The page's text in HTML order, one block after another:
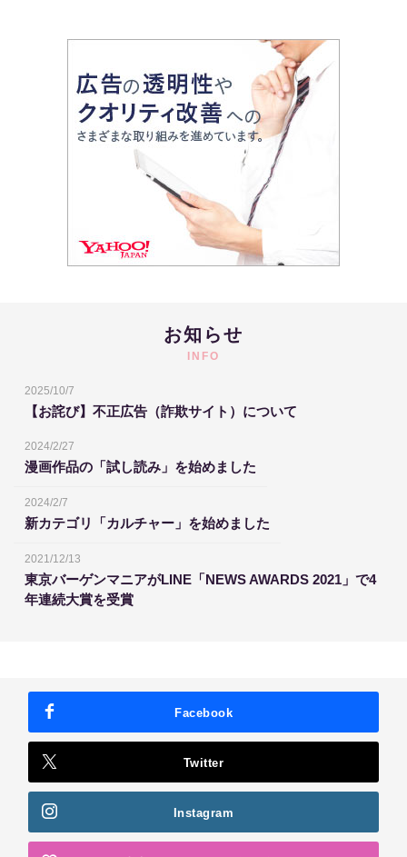
お知らせ
INFO
2025/10/7
【お詫び】不正広告（詐欺サイト）について
2024/2/27
漫画作品の「試し読み」を始めました
2024/2/7
新カテゴリ「カルチャー」を始めました
2021/12/13
東京バーゲンマニアがLINE「NEWS AWARDS 2021」で4
年連続大賞を受賞
Facebook
Twitter
Instagram